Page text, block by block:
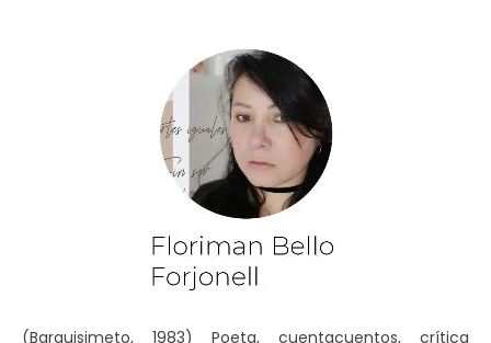
(Barquisimeto, 1983) Poeta, cuentacuentos, crítica